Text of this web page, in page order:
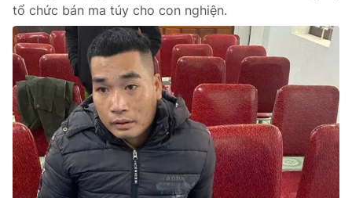
tổ chức bán ma túy cho con nghiện.